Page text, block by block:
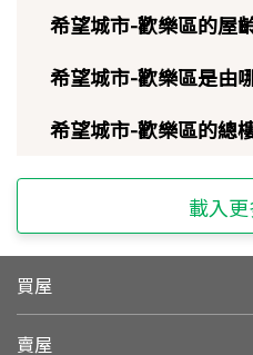
希望城市-歡樂區的屋
希望城市-歡樂區是由
希望城市-歡樂區的總
載入
買屋
賣屋